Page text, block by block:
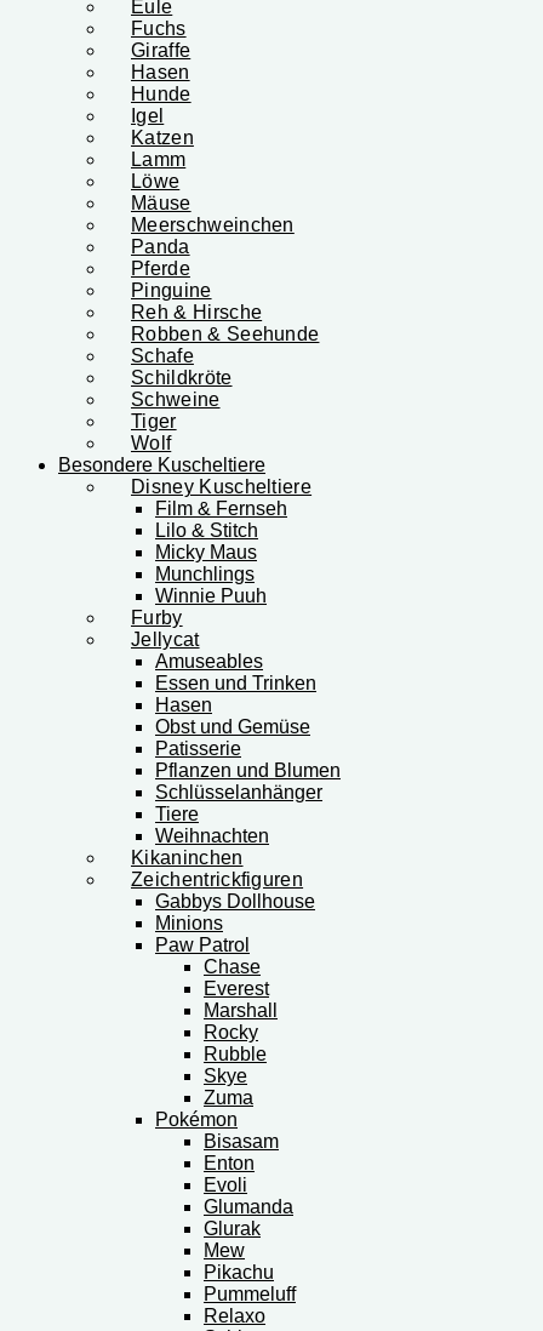
Eule
Fuchs
Giraffe
Hasen
Hunde
Igel
Katzen
Lamm
Löwe
Mäuse
Meerschweinchen
Panda
Pferde
Pinguine
Reh & Hirsche
Robben & Seehunde
Schafe
Schildkröte
Schweine
Tiger
Wolf
Besondere Kuscheltiere
Disney Kuscheltiere
Film & Fernseh
Lilo & Stitch
Micky Maus
Munchlings
Winnie Puuh
Furby
Jellycat
Amuseables
Essen und Trinken
Hasen
Obst und Gemüse
Patisserie
Pflanzen und Blumen
Schlüsselanhänger
Tiere
Weihnachten
Kikaninchen
Zeichentrickfiguren
Gabbys Dollhouse
Minions
Paw Patrol
Chase
Everest
Marshall
Rocky
Rubble
Skye
Zuma
Pokémon
Bisasam
Enton
Evoli
Glumanda
Glurak
Mew
Pikachu
Pummeluff
Relaxo